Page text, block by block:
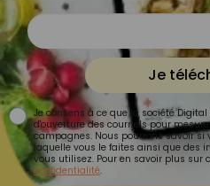
Je
Je consens à ce que la société
d'ouverture des courriels pour
campagnes. Nous pourrons savoir si
laquelle vous le faites ainsi que des
vous utilisez. Pour en savoir plus sur
confidentialité.